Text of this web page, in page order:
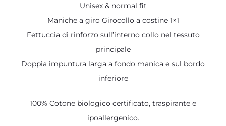
Unisex & normal fit
Maniche a giro Girocollo a costine 1×1
Fettuccia di rinforzo sull’interno collo nel tessuto
principale
Doppia impuntura larga a fondo manica e sul bordo
inferiore
100% Cotone biologico certificato, traspirante e
ipoallergenico.